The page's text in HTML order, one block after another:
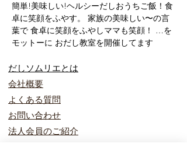
簡単!美味しい!ヘルシーだしおうちご飯！食
卓に笑顔をふやす。 家族の美味しい〜の言
葉で 食卓に笑顔をふやしママも笑顔！ …を
モットーに おだし教室を開催してます
だしソムリエとは​
会社概要
​よくある質問
お問い合わせ
​法人会員のご紹介